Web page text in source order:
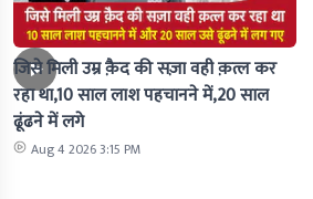
जिसे मिली उम्र क़ैद की सज़ा वही क़त्ल कर
रहा था,10 साल लाश पहचानने में,20 साल
ढूंढने में लगे
Aug 4 2026 3:15 PM